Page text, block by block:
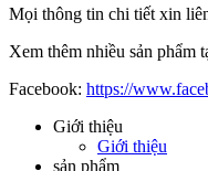
Mọi thông tin chi tiết xin
Xem thêm nhiều sản phẩm
Facebook: https://
Giới thiệu
Giới thiệu
sản phẩm